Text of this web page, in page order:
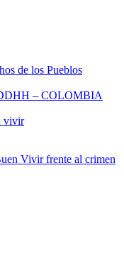
de los Pueblos
– COLOMBIA
vivir
Vivir frente al crimen